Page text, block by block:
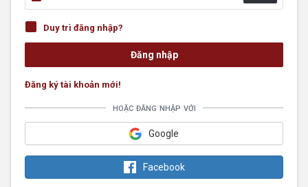
Duy trì đăng nhập?
Đăng ký tài khoản mới!
hoặc đăng nhập với
Google
Facebook